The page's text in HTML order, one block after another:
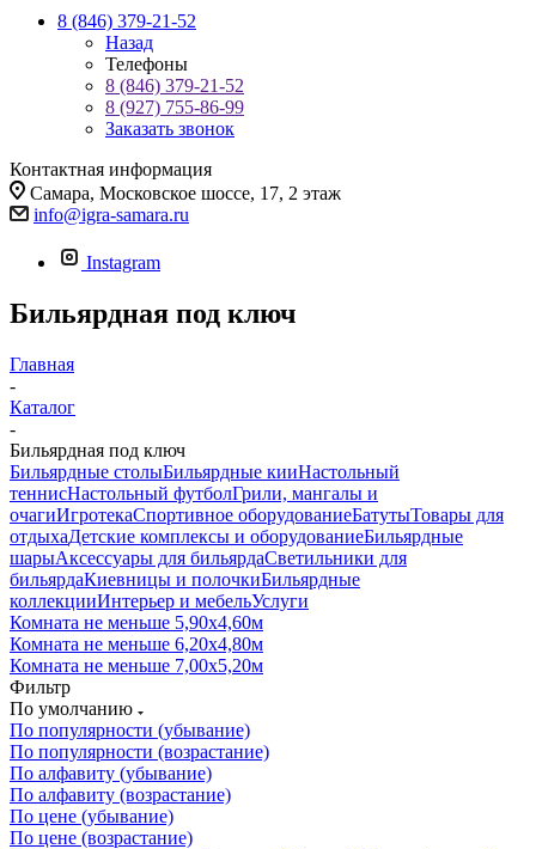
8 (846) 379-21-52
Назад
Телефоны
8 (846) 379-21-52
8 (927) 755-86-99
Заказать звонок
Контактная информация
Самара, Московское шоссе, 17, 2 этаж
info@igra-samara.ru
Instagram
Бильярдная под ключ
Главная
-
Каталог
-
Бильярдная под ключ
Бильярдные столыБильярдные кииНастольный
теннисНастольный футболГрили, мангалы и
очагиИгротекаСпортивное оборудованиеБатутыТовары для
отдыхаДетские комплексы и оборудованиеБильярдные
шарыАксессуары для бильярдаСветильники для
бильярдаКиевницы и полочкиБильярдные
коллекцииИнтерьер и мебельУслуги
Комната не меньше 5,90х4,60м
Комната не меньше 6,20х4,80м
Комната не меньше 7,00х5,20м
Фильтр
По умолчанию
По популярности (убывание)
По популярности (возрастание)
По алфавиту (убывание)
По алфавиту (возрастание)
По цене (убывание)
По цене (возрастание)